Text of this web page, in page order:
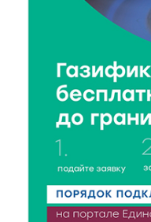
полугодия 2026 года
Статистика
рекорд по поеданию
10 Авг 2026 16:16
Королев дал фору
ремонт проектов
10 Авг 2026 16:02
От Твери до